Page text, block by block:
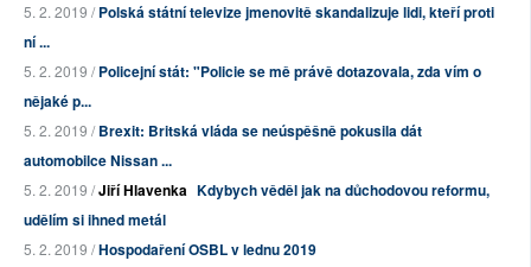
5. 2. 2019 /Polská státní televize jmenovitě skandalizuje lidi, kteří proti
ní ...
5. 2. 2019 /Policejní stát: "Policie se mě právě dotazovala, zda vím o
nějaké p...
5. 2. 2019 /Brexit: Britská vláda se neúspěšně pokusila dát
automobilce Nissan ...
5. 2. 2019 /Jiří Hlavenka Kdybych věděl jak na důchodovou reformu,
udělím si ihned metál
5. 2. 2019 /Hospodaření OSBL v lednu 2019